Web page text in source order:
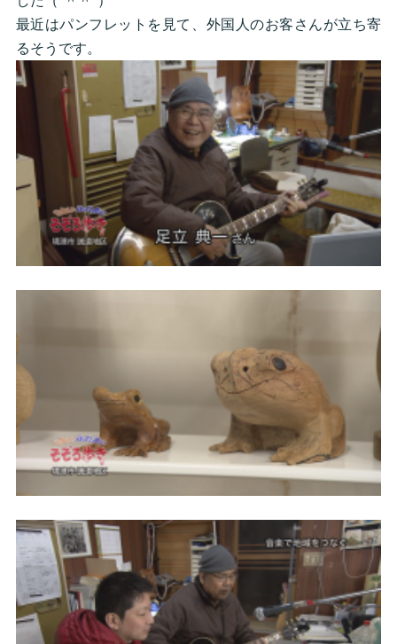
最近はパンフレットを見て、外国人のお客さんが立ち寄
るそうです。